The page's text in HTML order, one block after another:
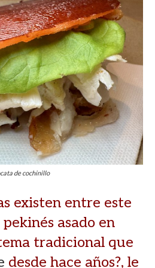
de cochinillo
existen entre este
asado en
tradicional que
desde hace años?, le